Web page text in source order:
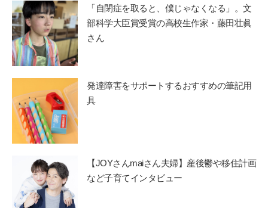
「自閉症を取ると、僕じゃなくなる」。文
部科学大臣賞受賞の高校生作家・藤田壮眞
さん
発達障害をサポートするおすすめの筆記用
具
【JOYさんmaiさん夫婦】産後鬱や移住計画
など子育てインタビュー